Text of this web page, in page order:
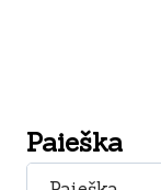
Paieška
Paieška